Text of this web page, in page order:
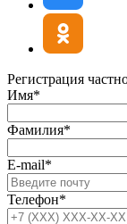
Регистрация
Имя*
Фамилия*
E-mail*
Телефон*